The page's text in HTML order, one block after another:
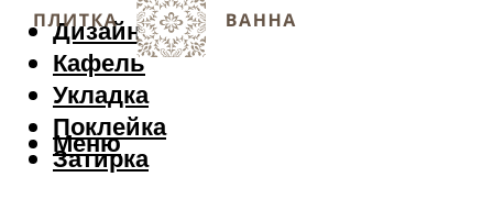
Дизайн
Кафель
Укладка
Поклейка
Затирка
Меню